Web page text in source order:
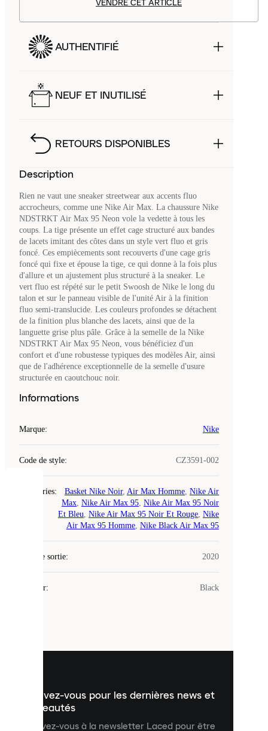
VENDRE CET ARTICLE
AUTHENTIFIÉ
NEUF ET INUTILISÉ
RETOURS DISPONIBLES
Description
Rien ne vaut une sneaker streetwear aux accents fluo
accrocheurs, comme une Nike Air Max. La chaussure Nike
NDSTRKT Air Max 95 Neon vole la vedette à tous les
coups. La tige présente un effet cage structuré aux bandes
de lacets imitant des côtes dans un style vert fluo et gris
foncé. Ces empiècements sont recouverts d'une cage gris
foncé qui fixe et épouse la tige, ce qui donne à la fois plus
d'allure et un ajustement plus structuré à la sneaker. Le
vert fluo est répété sur le petit Swoosh de Nike le long du
talon et sur le panneau visible de l'unité Air à la finition
fluo semi-translucide. Les couleurs profondes se détachent
de la finition plus blanche des lacets, ainsi que de la
languette grise plus pâle. Grâce à la semelle de la Nike
NDSTRKT Air Max 95 Neon, vous bénéficiez d'un
confort et d'une robustesse typiques des modèles Air, ainsi
que de l'adhérence exceptionnelle de la semelle d'usure
structurée en caoutchouc noir.
Informations
Marque: Nike
Code de style: CZ3591-002
Catégories: Basket Nike Noir, Air Max Homme, Nike Air
Max, Nike Air Max 95, Nike Air Max 95 Noir
Et Bleu, Nike Air Max 95 Noir Et Rouge, Nike
Air Max 95 Homme, Nike Black Air Max 95
Date de sortie: 2020
Couleur: Black
Inscrivez-vous pour les dernières news et
nouveautés
Inscrivez-vous à la newsletter Laced pour être
COOKIES
cookies.
contenu
personnalisé
améliorer